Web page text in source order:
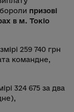
призові
в м. Токіо
259 740 грн
командне,
324 675 за два